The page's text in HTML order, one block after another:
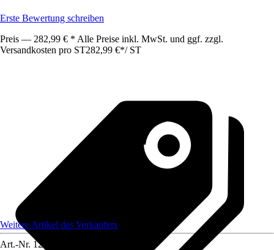
Erste Bewertung schreiben
Preis — 282,99 € * Alle Preise inkl. MwSt. und ggf. zzgl.
Versandkosten pro ST282,99 €*/ ST
Weitere Artikel des Verkäufers
Art.-Nr. 12585345